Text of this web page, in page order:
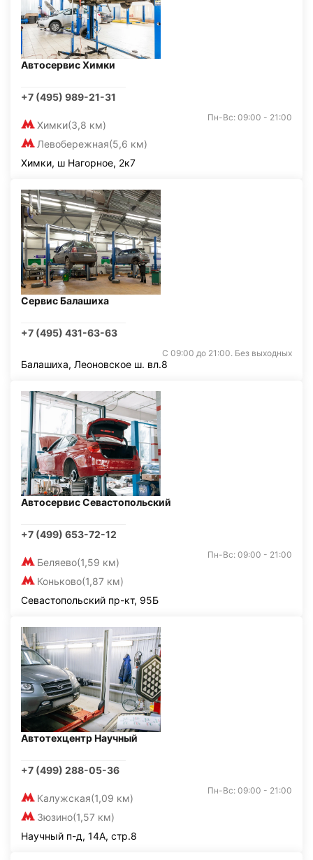
Автосервис Химки
+7 (495) 989-21-31
Химки(3,8 км)
Левобережная(5,6 км)
Пн-Вс: 09:00 - 21:00
Химки, ш Нагорное, 2к7
Сервис Балашиха
+7 (495) 431-63-63
С 09:00 до 21:00. Без выходных
Балашиха, Леоновское ш. вл.8
Автосервис Севастопольский
+7 (499) 653-72-12
Беляево(1,59 км)
Коньково(1,87 км)
Пн-Вс: 09:00 - 21:00
Севастопольский пр-кт, 95Б
Автотехцентр Научный
+7 (499) 288-05-36
Калужская(1,09 км)
Зюзино(1,57 км)
Пн-Вс: 09:00 - 21:00
Научный п-д, 14А, стр.8